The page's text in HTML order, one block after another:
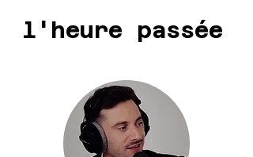
l'heure passée
l'heure passée